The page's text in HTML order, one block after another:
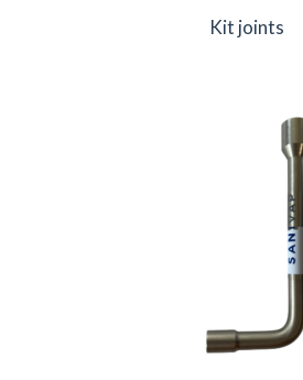
Kit joints